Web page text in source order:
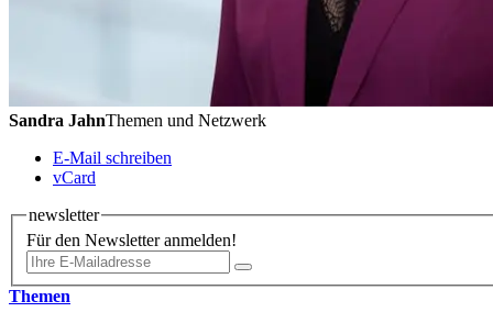
Sandra JahnThemen und Netzwerk
E-Mail schreiben
vCard
newsletter
Für den Newsletter anmelden!
Themen